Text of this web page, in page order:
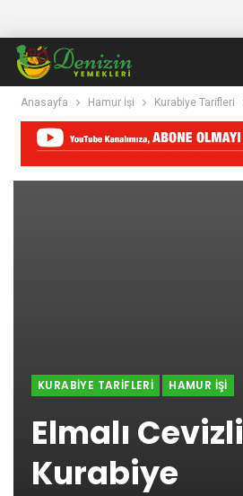
Anasayfa Hamur İşi Kurabiye Tarifleri
KURABIYE TARIFLERI HAMUR İŞI
Elmalı Cevizli
Kurabiye